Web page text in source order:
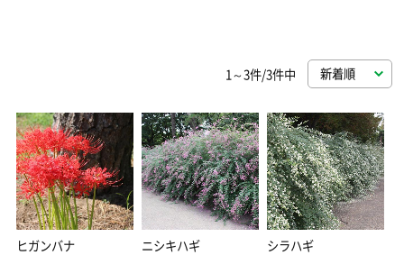
1～3件/3件中
ヒガンバナ ニシキハギ シラハギ